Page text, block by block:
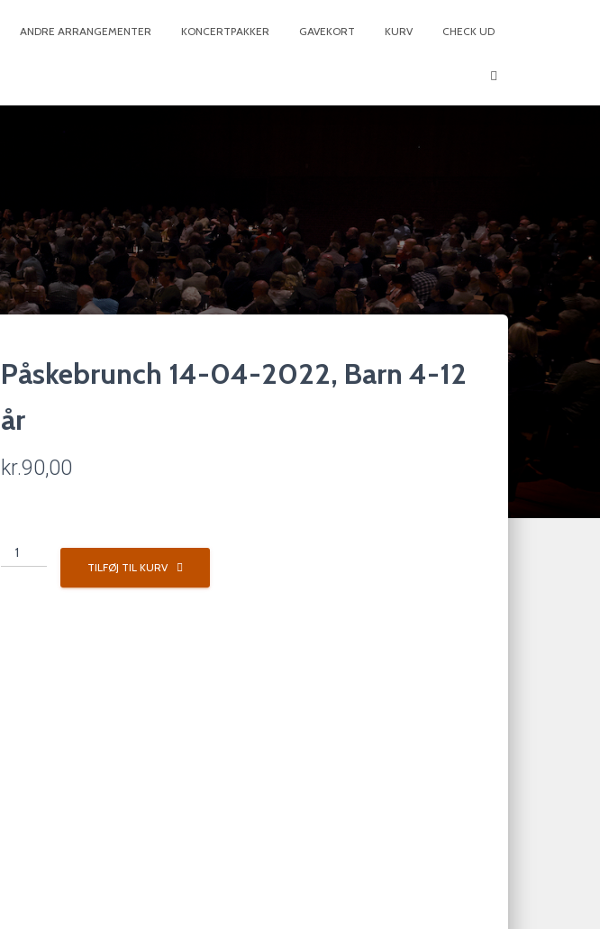
ANDRE ARRANGEMENTER KONCERTPAKKER GAVEKORT KURV CHECK UD
Påskebrunch 14-04-2022, Barn 4-12
år
kr.90,00
Påskebrunch
14-
TILFØJ TIL KURV